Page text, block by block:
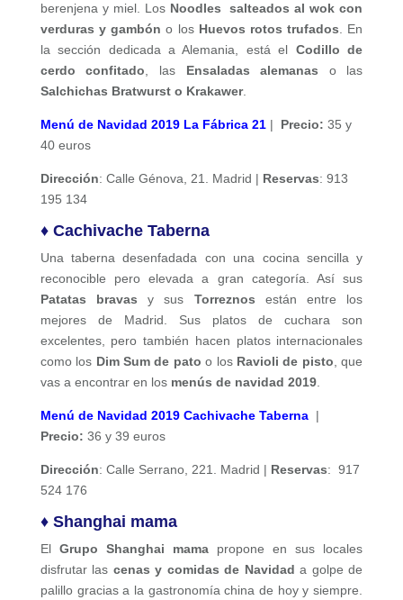
berenjena y miel. Los Noodles salteados al wok con
verduras y gambón o los Huevos rotos trufados . En
la sección dedicada a Alemania, está el Codillo de
cerdo confitado , las Ensaladas alemanas o las
Salchichas Bratwurst o Krakawer.
Menú de Navidad 2019 La Fábrica 21| Precio: 35 y
40 euros
Dirección: Calle Génova, 21. Madrid | Reservas: 913
195 134
♦ Cachivache Taberna
Una taberna desenfadada con una cocina sencilla y
reconocible pero elevada a gran categoría. Así sus
Patatas bravas y sus Torreznos están entre los
mejores de Madrid. Sus platos de cuchara son
excelentes, pero también hacen platos internacionales
como los Dim Sum de pato o los Ravioli de pisto , que
vas a encontrar en los menús de navidad 2019.
Menú de Navidad 2019 Cachivache Taberna|
Precio: 36 y 39 euros
Dirección: Calle Serrano, 221 . Madrid | Reservas: 917
524 176
♦ Shanghai mama
El Grupo Shanghai mamapropone en sus locales
disfrutar las cenas y comidas de Navidad a golpe de
palillo gracias a la gastronomía china de hoy y siempre.